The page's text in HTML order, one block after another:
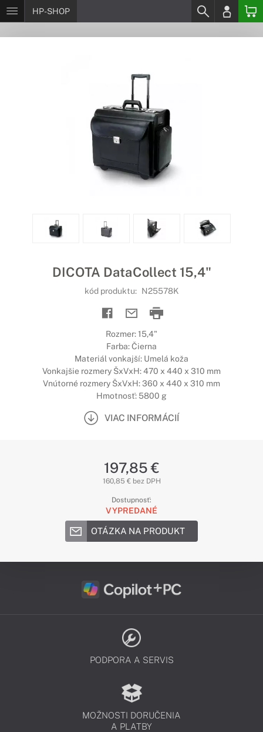
HP-SHOP
DICOTA DataCollect 15,4"
kód produktu: N25578K
Rozmer: 15,4"
Farba: Čierna
Materiál vonkajší: Umelá koža
Vonkajšie rozmery ŠxVxH: 470 x 440 x 310 mm
Vnútorné rozmery ŠxVxH: 360 x 440 x 310 mm
Hmotnosť: 5800 g
VIAC INFORMÁCIÍ
197,85 €
160,85 € bez DPH
Dostupnosť:
VYPREDANÉ
OTÁZKA NA PRODUKT
PODPORA A SERVIS
MOŽNOSTI DORUČENIA
A PLATBY